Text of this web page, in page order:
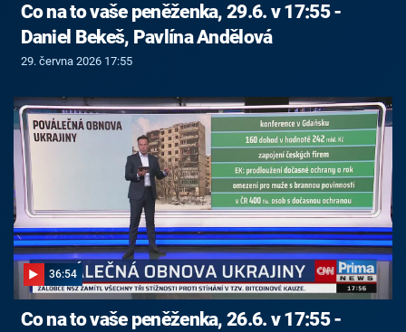
Co na to vaše peněženka, 29.6. v 17:55 -
Daniel Bekeš, Pavlína Andělová
29. června 2026 17:55
36:54
Co na to vaše peněženka, 26.6. v 17:55 -